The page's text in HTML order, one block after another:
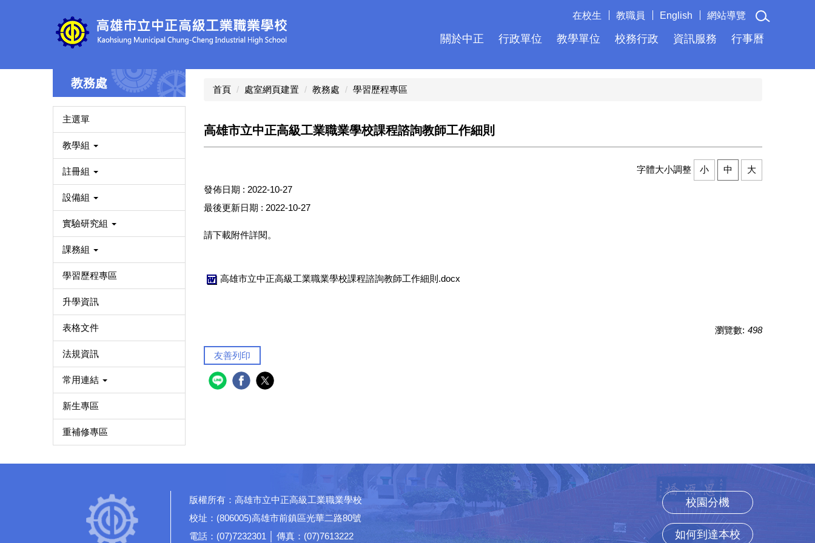
關於中正 行政單位 教學單位 校務行政 資訊服務 行事曆
在校生 教職員 English 網站導覽
教務處
主選單
教學組
註冊組
設備組
實驗研究組
課務組
學習歷程專區
升學資訊
表格文件
法規資訊
常用連結
新生專區
重補修專區
首頁 處室網頁建置 教務處 學習歷程專區
高雄市立中正高級工業職業學校課程諮詢教師工作細則
字體大小調整 小 中
大
發佈日期 : 2022-10-27
最後更新日期 : 2022-10-27
請下載附件詳閱。
高雄市立中正高級工業職業學校課程諮詢教師工作細則.docx
瀏覽數: 498
友善列印
版權所有：高雄市立中正高級工業職業學校
校址：(806005)高雄市前鎮區光華二路80號
電話：(07)7232301 │ 傳真：(07)7613222
校園分機
如何到達本校